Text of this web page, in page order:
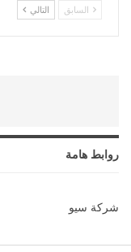
السابق التالي
روابط هامة
شركة سيو